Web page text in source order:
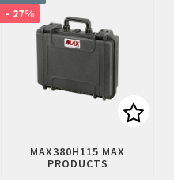
list of favorites
- 27%
MAX380H115 MAX
PRODUCTS